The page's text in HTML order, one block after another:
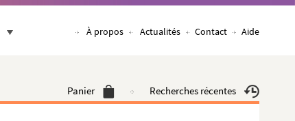
À propos Actualités Contact Aide
Panier Recherches récentes